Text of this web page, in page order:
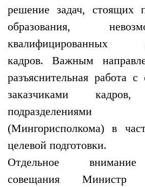
решение задач, стоящих
образования,
квалифицированных
кадров. Важным
разъяснительная работа с
заказчиками кадров,
подразделениями
(Мингорисполкома) в
целевой подготовки.
Отдельное
совещания Министр